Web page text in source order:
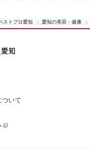
ストプロ愛知 愛知の美容・健康
ついて